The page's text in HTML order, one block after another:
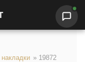
» 19872